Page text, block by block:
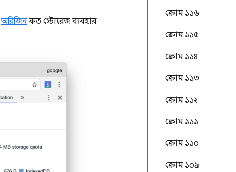
ক্রোম ১১৬
ক্রোম ১১৫
ক্রোম ১১৪
ক্রোম ১১৩
ক্রোম ১১২
ক্রোম ১১১
ক্রোম ১১০
ক্রোম ১০৯
অরিজিনকত স্টোরেজ ব্যবহার